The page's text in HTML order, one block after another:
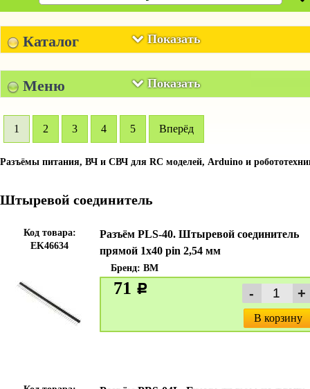
Показать
Каталог
Показать
Меню
1 2 3 4 5 Вперёд
Разъёмы питания, ВЧ и СВЧ для RC моделей, Arduino и
Штыревой соединитель
Код товара:
EK46634
Разъём PLS-40. Штыревой соединитель
прямой 1х40 pin 2,54 мм
Бренд: BM
71 c
В корзину